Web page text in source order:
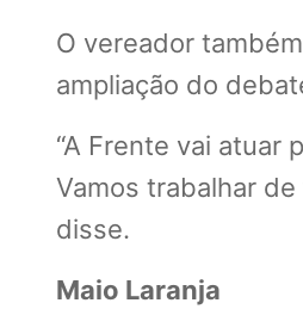
O vereador
ampliação do
“A Frente vai
Vamos trabalhar
disse.
Maio Laranja